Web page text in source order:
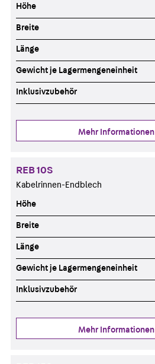
Höhe
Breite
Länge
Gewicht je Lagermengeneinheit
Inklusivzubehör
Mehr Informationen
REB 10S
Kabelrinnen-Endblech
Höhe
Breite
Länge
Gewicht je Lagermengeneinheit
Inklusivzubehör
Mehr Informationen